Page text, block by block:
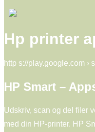
Hp printer
http s://play.google.com ›
HP Smart –
Udskriv, scan og del filer
med din HP-printer. HP